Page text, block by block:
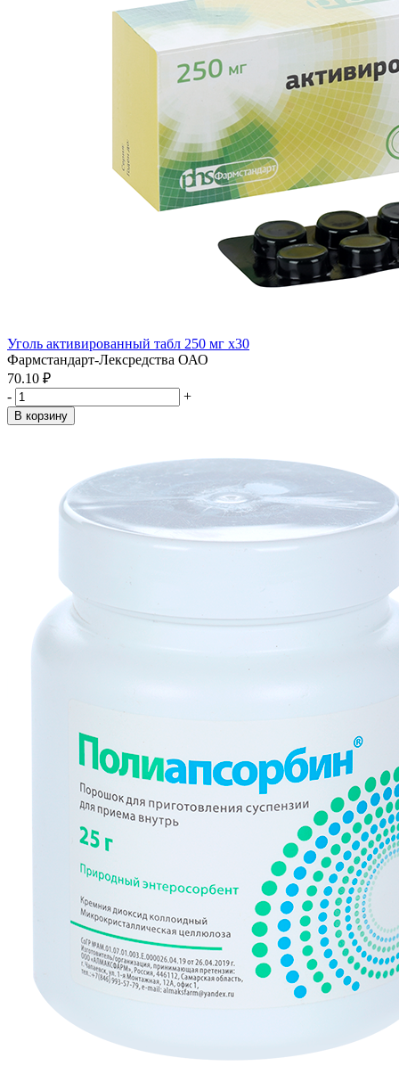
Уголь активированный табл 250 мг x30
Фармстандарт-Лексредства ОАО
70.10 ₽
-
+
В корзину